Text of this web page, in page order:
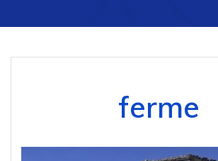
ferme